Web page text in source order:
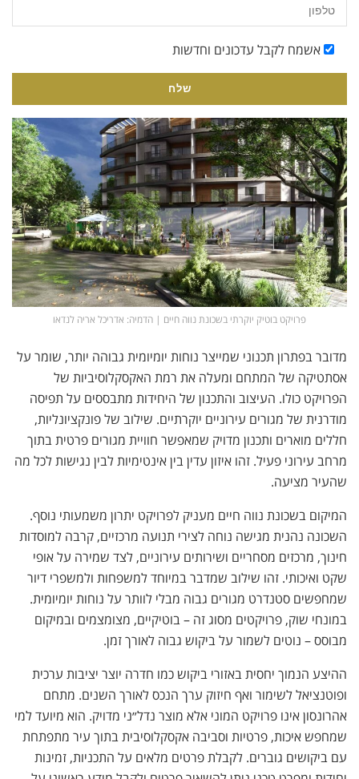
אשמח לקבל עדכונים וחדשות
פרויקט בוטיק יוקרתי בשכונת נווה חיים | הדמיה: אדריכל אריה לנדאו
מדובר בפתרון תכנוני שמייצר נוחות יומיומית גבוהה יותר, שומר על
אסתטיקה של המתחם ומעלה את רמת האקסקלוסיביות של
הפרויקט כולו. העיצוב והתכנון של היחידות מתבססים על תפיסה
מודרנית של מגורים עירוניים יוקרתיים. שילוב של פונקציונליות,
חללים מוארים ותכנון מדויק שמאפשר חוויית מגורים פרטית בתוך
מרחב עירוני פעיל. זהו איזון עדין בין אינטימיות לבין נגישות לכל מה
שהעיר מציעה.
המיקום בשכונת נווה חיים מעניק לפרויקט יתרון משמעותי נוסף.
השכונה נהנית מגישה נוחה לצירי תנועה מרכזיים, קרבה למוסדות
חינוך, מרכזים מסחריים ושירותים עירוניים, לצד שמירה על אופי
שקט ואיכותי. זהו שילוב שמדבר במיוחד למשפחות ולמשפרי דיור
שמחפשים סטנדרט מגורים גבוה מבלי לוותר על נוחות יומיומית.
במונחי שוק, פרויקטים מסוג זה – בוטיקיים, מצומצמים ובמיקום
מבוסס – נוטים לשמור על ביקוש גבוה לאורך זמן.
ההיצע הנמוך יחסית באזורי ביקוש כמו חדרה יוצר יציבות ערכית
ופוטנציאל לשימור ואף חיזוק ערך הנכס לאורך השנים. מתחם
אהרונסון אינו פרויקט המוני אלא מוצר נדל״ני מדויק. הוא מיועד למי
שמחפש איכות, פרטיות וסביבה אקסקלוסיבית בתוך עיר מתפתחת
עם ביקושים גוברים. לקבלת פרטים מלאים על התכניות, זמינות